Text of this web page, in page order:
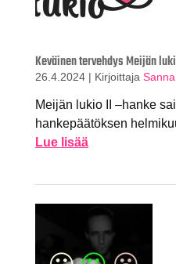
Keväinen tervehdys Meijän
26.4.2024 | Kirjoittaja
Meijän lukio II –hanke
hankepäätöksen
Lue lisää